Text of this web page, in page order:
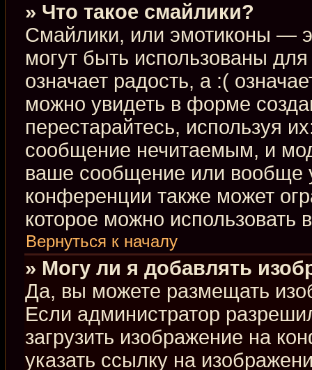
» Что такое смайлики?
Смайлики, или эмотиконы —
могут быть использованы
означает радость, а :(
можно увидеть в форме
перестарайтесь, используя
сообщение нечитаемым, и
ваше сообщение или вообще
конференции также может
которое можно использовать
Вернуться к началу
» Могу ли я добавлять
Да, вы можете размещать
Если администратор
загрузить изображение на
указать ссылку на